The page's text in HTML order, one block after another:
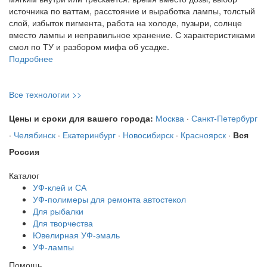
источника по ваттам, расстояние и выработка лампы, толстый
слой, избыток пигмента, работа на холоде, пузыри, солнце
вместо лампы и неправильное хранение. С характеристиками
смол по ТУ и разбором мифа об усадке.
Подробнее
Все технологии >>
Цены и сроки для вашего города: Москва · Санкт-Петербург
· Челябинск · Екатеринбург · Новосибирск · Красноярск · Вся
Россия
Каталог
УФ-клей и СА
УФ-полимеры для ремонта автостекол
Для рыбалки
Для творчества
Ювелирная УФ-эмаль
УФ-лампы